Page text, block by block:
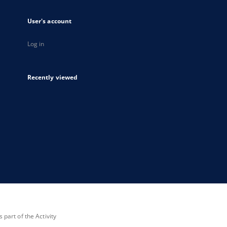
User's account
Log in
Recently viewed
part of the Activity